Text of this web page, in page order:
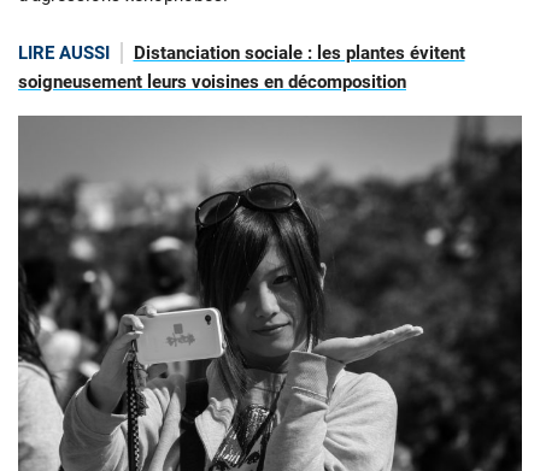
LIRE AUSSI
Distanciation sociale : les plantes évitent
soigneusement leurs voisines en décomposition